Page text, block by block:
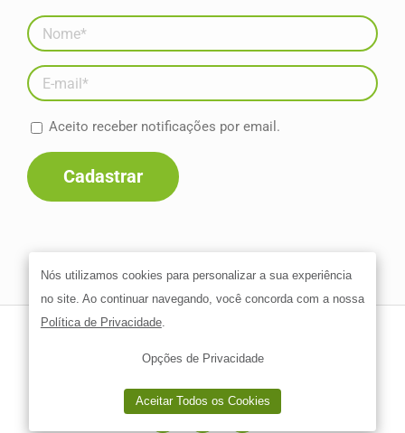
Aceito receber notificações por email.
Desenvolvido por
Nós utilizamos cookies para personalizar a sua experiência
no site. Ao continuar navegando, você concorda com a nossa
Política de Privacidade.
Opções de Privacidade
Aceitar Todos os Cookies